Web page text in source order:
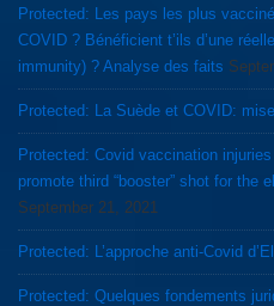
Protected: Les pays les plus
COVID ? Bénéficient t’ils d’une
immunity) ? Analyse des faits
Protected: La Suède et COVID:
Protected: Covid vaccination injuries continue to rise as FDA and CDC
promote third “booster” shot for the
September 21, 2021
Protected: L’approche anti-Covid
Protected: Quelques fondements